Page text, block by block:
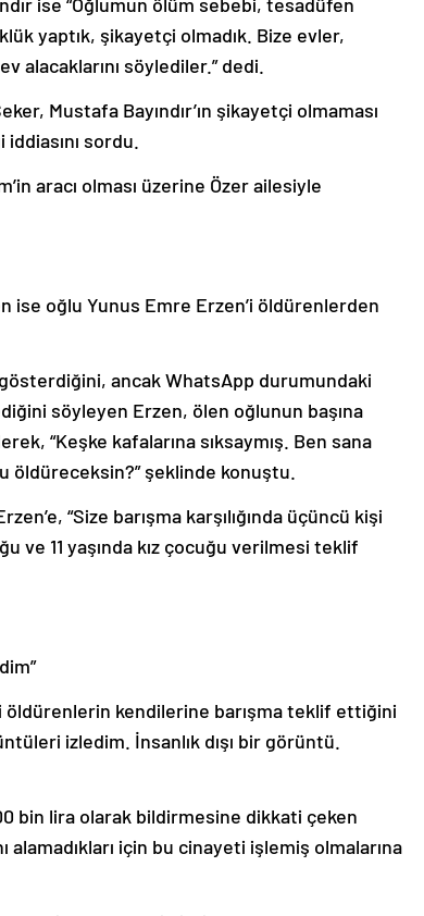
yaptık, şikayetçi olmadık. Bize evler,
alacaklarını söylediler.” dedi.
Mustafa Bayındır’ın şikayetçi olmaması
sordu.
aracı olması üzerine Özer ailesiyle
ise oğlu Yunus Emre Erzen’i öldürenlerden
ancak WhatsApp durumundaki
söyleyen Erzen, ölen oğlunun başına
“Keşke kafalarına sıksaymış. Ben sana
şeklinde konuştu.
“Size barışma karşılığında üçüncü kişi
ve 11 yaşında kız çocuğu verilmesi teklif
öldürenlerin kendilerine barışma teklif ettiğini
izledim. İnsanlık dışı bir görüntü.
bin lira olarak bildirmesine dikkati çeken
için bu cinayeti işlemiş olmalarına